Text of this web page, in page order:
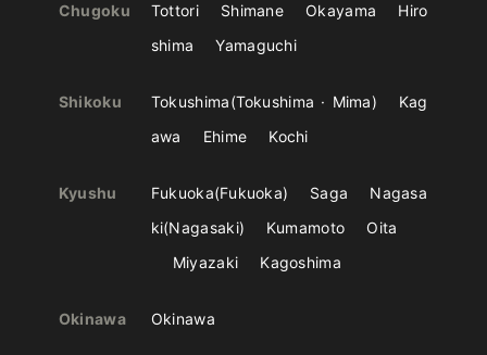
Chugoku Tottori Shimane Okayama
Hiro
shima
Yamaguchi
Shikoku Tokushima Tokushima Mima
Kag
awa
Ehime Kochi
Kyushu Fukuoka Fukuoka Saga
Nagasa
ki Nagasaki Kumamoto
Oita
Miyazaki
Kagoshima
Okinawa Okinawa